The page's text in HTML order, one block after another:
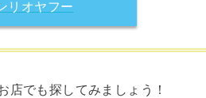
リオヤフー
店でも探してみましょう！